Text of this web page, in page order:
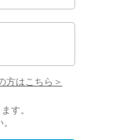
方はこちら＞
す。